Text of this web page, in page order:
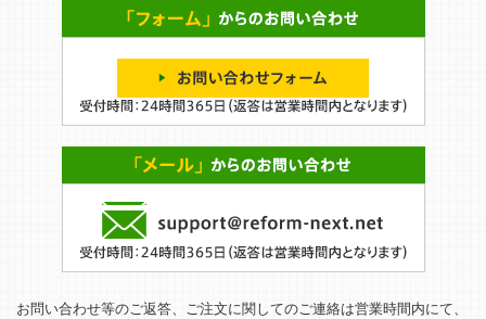
お問い合わせ等のご返答、ご注文に関してのご連絡は営業時間内にて、